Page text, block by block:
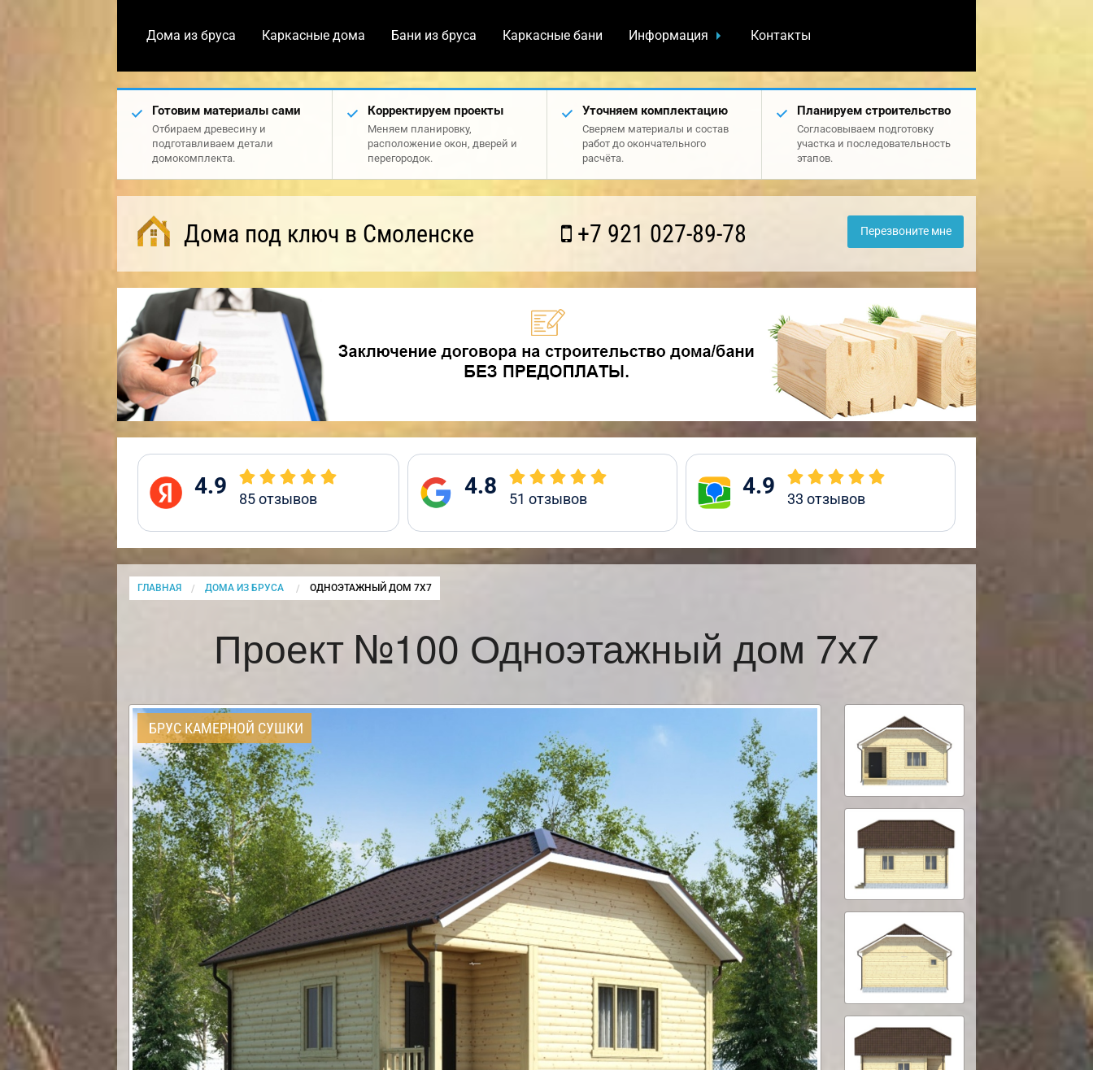
Дома из бруса Каркасные дома Бани из бруса Каркасные бани Информация Контакты
Готовим материалы сами
Отбираем древесину и
подготавливаем детали
домокомплекта.
Корректируем проекты
Меняем планировку,
расположение окон, дверей и
перегородок.
Уточняем комплектацию
Сверяем материалы и состав
работ до окончательного
расчёта.
Планируем строительство
Согласовываем подготовку
участка и последовательность
этапов.
Дома под ключ в Смоленске +7 921 027-89-78 Перезвоните мне
4.9 85отзывов 4.8 51 отзывов 4.9 33 отзывов
ГЛАВНАЯ ДОМА ИЗ БРУСА CURRENT:
ОДНОЭТАЖНЫЙ ДОМ 7Х7
Проект №100 Одноэтажный дом 7х7
БРУС КАМЕРНОЙ СУШКИ